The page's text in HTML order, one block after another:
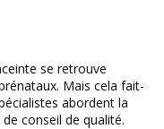
se retrouve
Mais cela fait-
abordent la
conseil de qualité.